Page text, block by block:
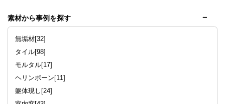
素材から事例を探す
無垢材[32]
タイル[98]
モルタル[17]
ヘリンボーン[11]
躯体現し[24]